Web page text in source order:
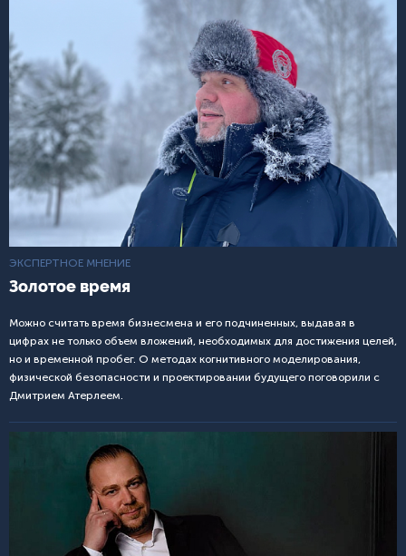
ЭКСПЕРТНОЕ МНЕНИЕ
Золотое время
Можно считать время бизнесмена и его подчиненных, выдавая в
цифрах не только объем вложений, необходимых для достижения целей,
но и временной пробег. О методах когнитивного моделирования,
физической безопасности и проектировании будущего поговорили с
Дмитрием Атерлеем.